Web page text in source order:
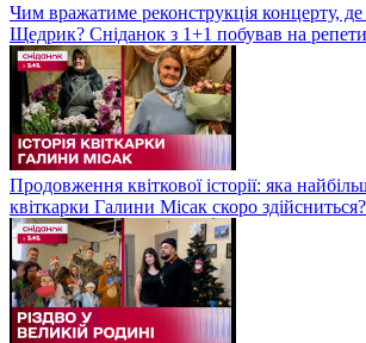
Чим вражатиме реконструкція концерту,
Щедрик? Сніданок з 1+1 побував на
Продовження квіткової історії: яка
квіткарки Галини Місак скоро здійсниться?